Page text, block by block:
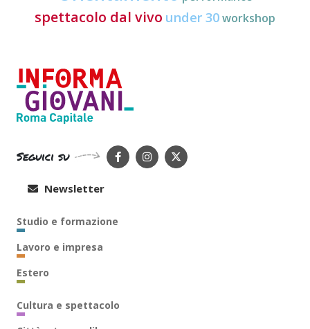
spettacolo dal vivo under 30workshop
Seguici su
Newsletter
Studio e formazione
Lavoro e impresa
Estero
Cultura e spettacolo